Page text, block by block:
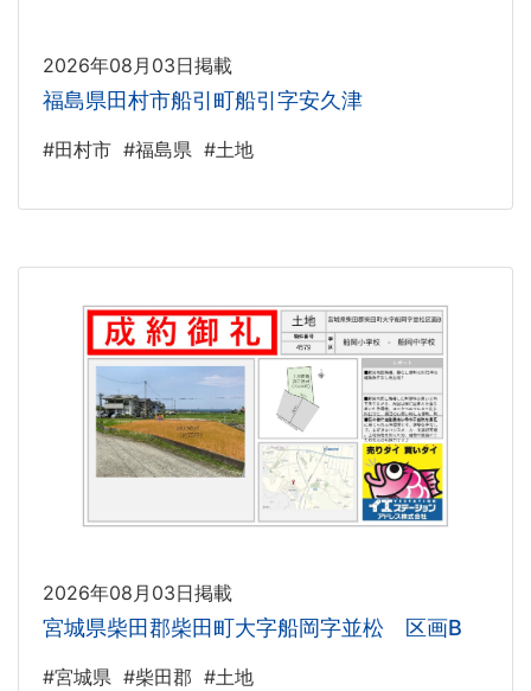
2026年08月03日掲載
福島県田村市船引町船引字安久津
#田村市 #福島県 #土地
2026年08月03日掲載
宮城県柴田郡柴田町大字船岡字並松 区画B
#宮城県 #柴田郡 #土地